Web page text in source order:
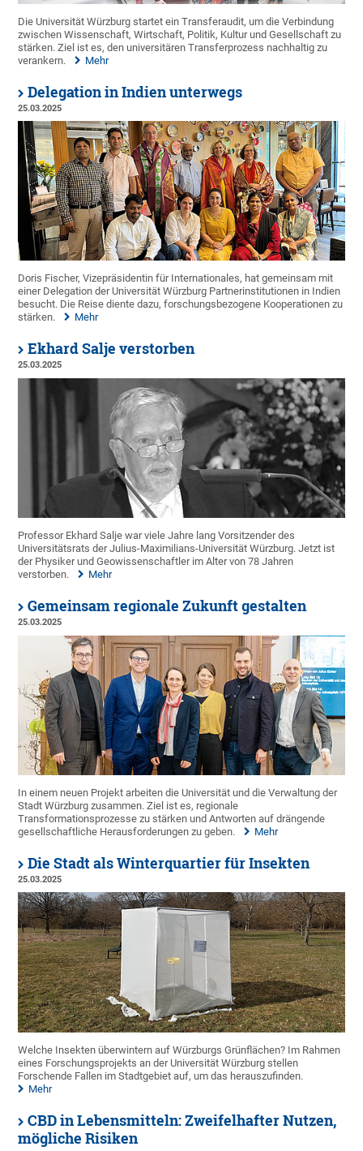
Die Universität Würzburg startet ein Transferaudit, um die Verbindung
zwischen Wissenschaft, Wirtschaft, Politik, Kultur und Gesellschaft zu
stärken. Ziel ist es, den universitären Transferprozess nachhaltig zu
verankern.
Mehr
Delegation in Indien unterwegs
25.03.2025
Doris Fischer, Vizepräsidentin für Internationales, hat gemeinsam mit
einer Delegation der Universität Würzburg Partnerinstitutionen in Indien
besucht. Die Reise diente dazu, forschungsbezogene Kooperationen zu
stärken.
Mehr
Ekhard Salje verstorben
25.03.2025
Professor Ekhard Salje war viele Jahre lang Vorsitzender des
Universitätsrats der Julius-Maximilians-Universität Würzburg. Jetzt ist
der Physiker und Geowissenschaftler im Alter von 78 Jahren
verstorben.
Mehr
Gemeinsam regionale Zukunft gestalten
25.03.2025
In einem neuen Projekt arbeiten die Universität und die Verwaltung der
Stadt Würzburg zusammen. Ziel ist es, regionale
Transformationsprozesse zu stärken und Antworten auf drängende
gesellschaftliche Herausforderungen zu geben.
Mehr
Die Stadt als Winterquartier für Insekten
25.03.2025
Welche Insekten überwintern auf Würzburgs Grünflächen? Im Rahmen
eines Forschungsprojekts an der Universität Würzburg stellen
Forschende Fallen im Stadtgebiet auf, um das herauszufinden.
Mehr
CBD in Lebensmitteln: Zweifelhafter Nutzen,
mögliche Risiken